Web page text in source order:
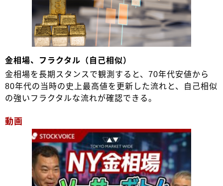
金相場、フラクタル（自己相似）
金相場を長期スタンスで観測すると、70年代安値から
80年代の当時の史上最高値を更新した流れと、自己相似
の強いフラクタルな流れが確認できる。
動画